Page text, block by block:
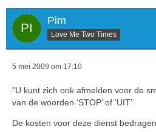
Pim
Love Me Two Times
5 mei 2009 om 17:10
"U kunt zich ook afmelden voor de
van de woorden ‘STOP’ of ‘UIT’.
De kosten voor deze dienst